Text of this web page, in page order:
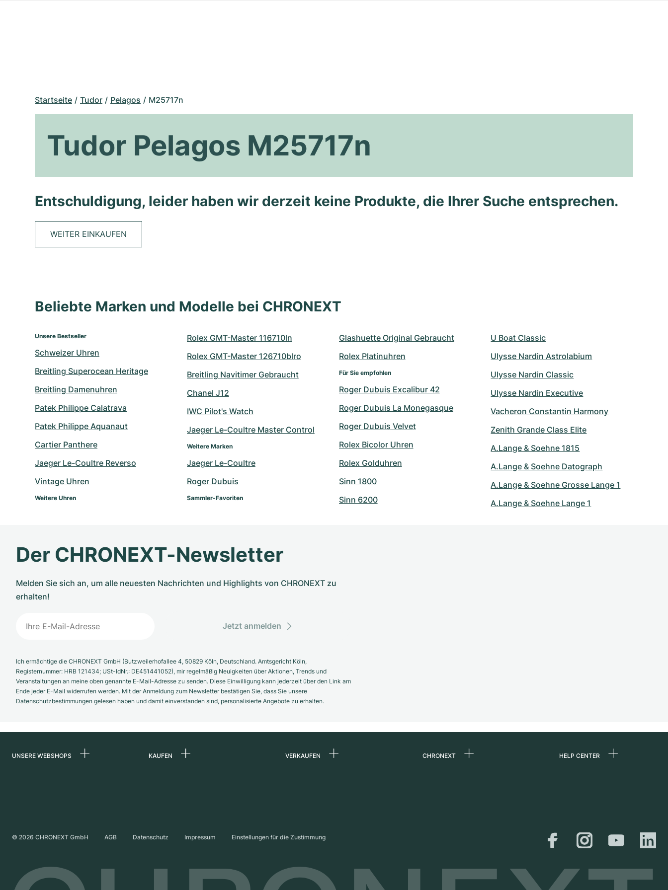
Startseite Tudor Pelagos M25717n
Tudor Pelagos M25717n
Entschuldigung, leider haben wir derzeit keine Produkte, die Ihrer Suche entsprechen.
WEITER EINKAUFEN
Beliebte Marken und Modelle bei CHRONEXT
Unsere Bestseller
Schweizer Uhren
Breitling Superocean Heritage
Breitling Damenuhren
Patek Philippe Calatrava
Patek Philippe Aquanaut
Cartier Panthere
Jaeger Le-Coultre Reverso
Vintage Uhren
Weitere Uhren
Rolex GMT-Master 116710ln
Rolex GMT-Master 126710blro
Breitling Navitimer Gebraucht
Chanel J12
IWC Pilot's Watch
Jaeger Le-Coultre Master Control
Weitere Marken
Jaeger Le-Coultre
Roger Dubuis
Sammler-Favoriten
Glashuette Original Gebraucht
Rolex Platinuhren
Für Sie empfohlen
Roger Dubuis Excalibur 42
Roger Dubuis La Monegasque
Roger Dubuis Velvet
Rolex Bicolor Uhren
Rolex Golduhren
Sinn 1800
Sinn 6200
U Boat Classic
Ulysse Nardin Astrolabium
Ulysse Nardin Classic
Ulysse Nardin Executive
Vacheron Constantin Harmony
Zenith Grande Class Elite
A.Lange & Soehne 1815
A.Lange & Soehne Datograph
A.Lange & Soehne Grosse Lange 1
A.Lange & Soehne Lange 1
Der CHRONEXT-Newsletter
Melden Sie sich an, um alle neuesten Nachrichten und Highlights von CHRONEXT zu
erhalten!
Jetzt anmelden
Ich ermächtige die CHRONEXT GmbH (Butzweilerhofallee 4, 50829 Köln, Deutschland. Amtsgericht Köln,
Registernummer: HRB 121434; USt-IdNr.: DE451441052), mir regelmäßig Neuigkeiten über Aktionen, Trends und
Veranstaltungen an meine oben genannte E-Mail-Adresse zu senden. Diese Einwilligung kann jederzeit über den Link am
Ende jeder E-Mail widerrufen werden. Mit der Anmeldung zum Newsletter bestätigen Sie, dass Sie unsere
Datenschutzbestimmungen gelesen haben und damit einverstanden sind, personalisierte Angebote zu erhalten.
UNSERE WEBSHOPS
Vereinigtes Königreich
KAUFEN VERKAUFEN CHRONEXT HELP CENTER
Versand &
Rückgaberecht
© 2026 CHRONEXT GmbH AGB Datenschutz Impressum Einstellungen für die Zustimmung